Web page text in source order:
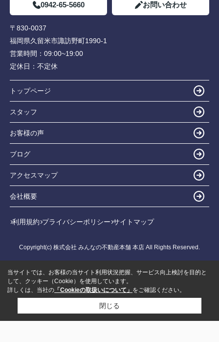
0942-65-5660 お問い合わせ
〒830-0037
福岡県久留米市諏訪野町1990-1
営業時間： 09:00~19:00
定休日： 不定休
トップページ
スタッフ
お客様の声
ブログ
アクセスマップ
会社概要
利用規約 プライバシーポリシー サイトマップ
Copyright(c) 株式会社 みんなの不動産本舗 本店 All Rights Reserved.
当サイトでは、お客様の当サイト利用状況把握、サービス向上検討を目的と
して、クッキー（Cookie）を使用しています。
詳しくは、当社の 「Cookieの取扱いについて」 をご確認ください。
閉じる